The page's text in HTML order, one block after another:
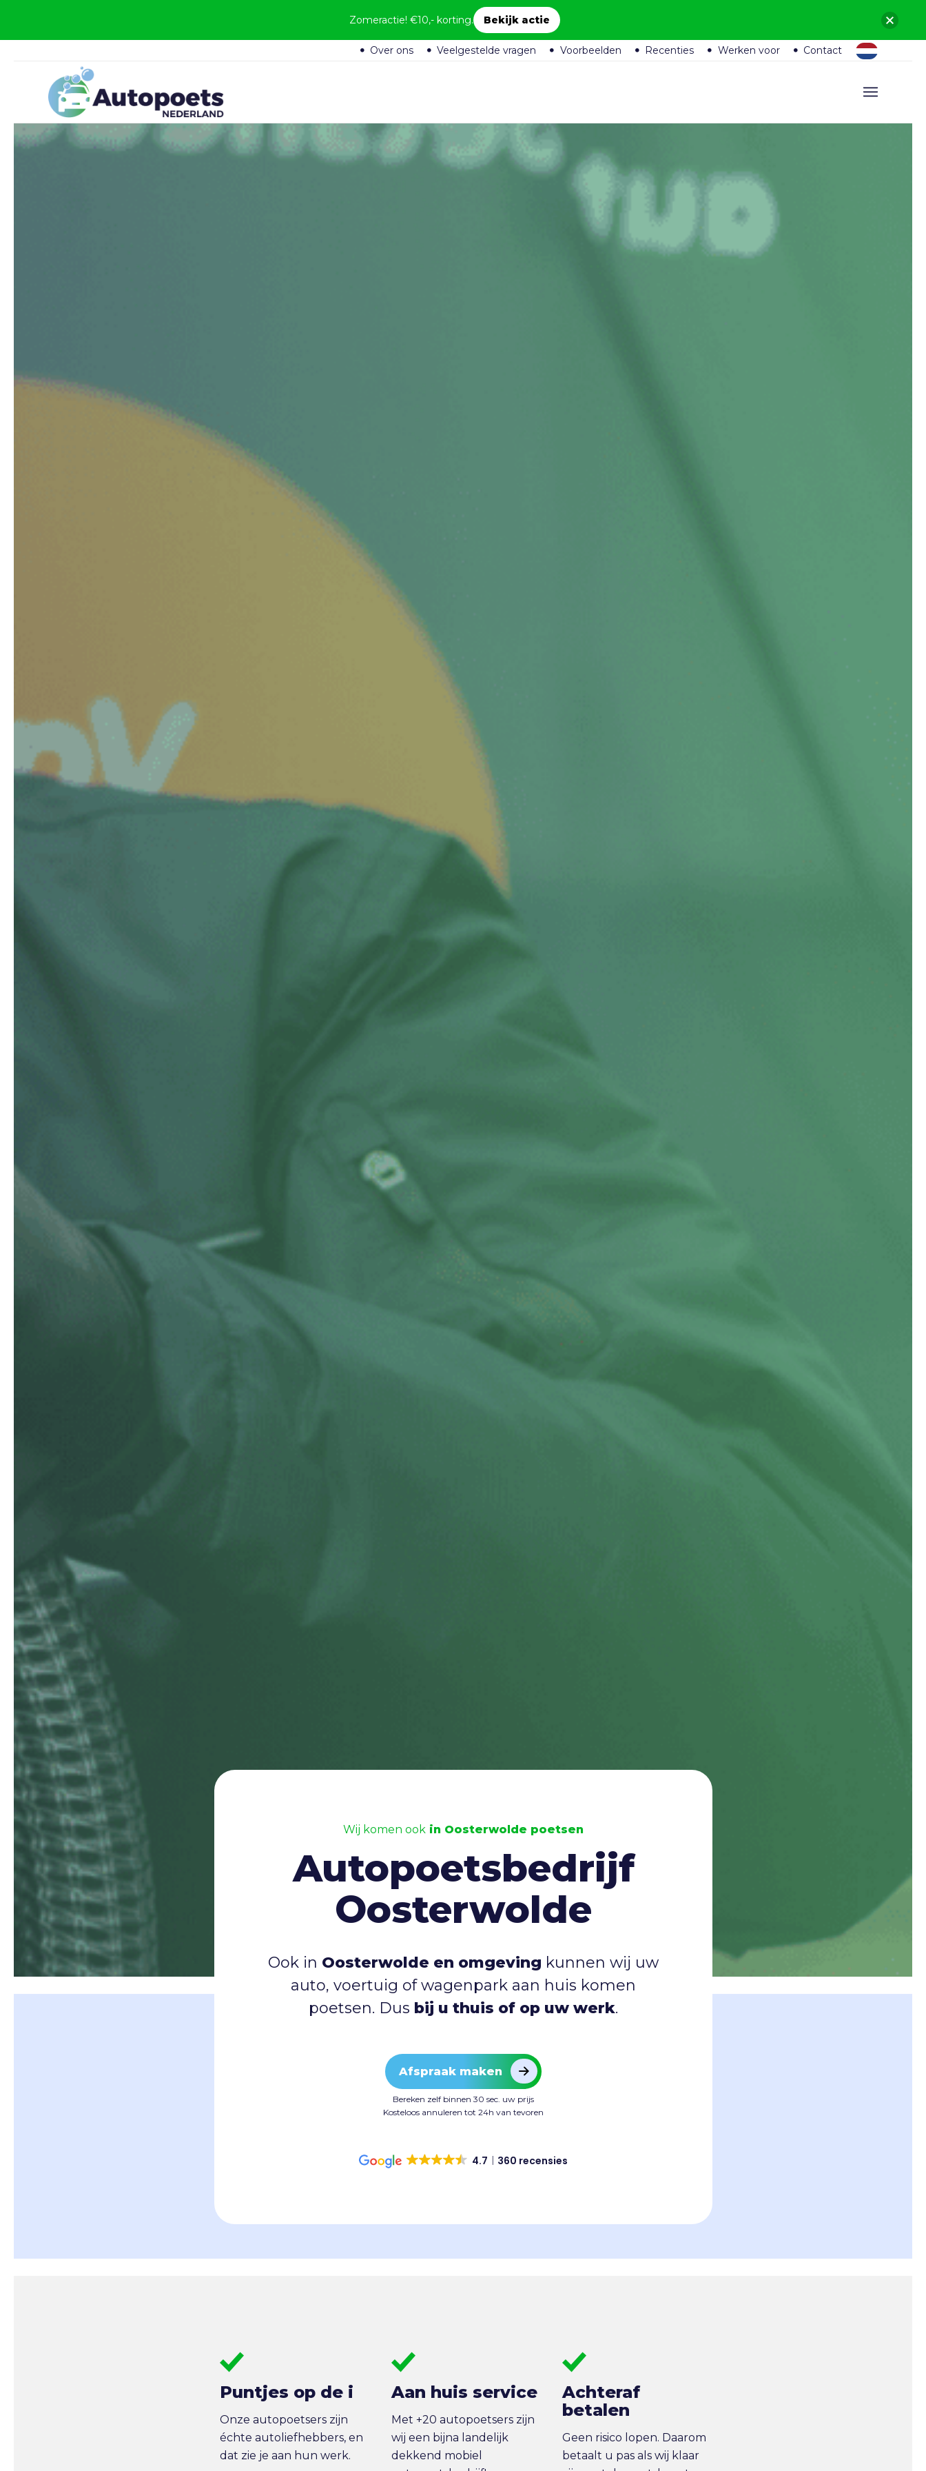
Over ons Veelgestelde vragen Voorbeelden Recenties Werken voor Contact
Wij komen ook in Oosterwolde poetsen
Autopoetsbedrijf
Oosterwolde
Ook in Oosterwolde en omgeving kunnen wij uw
auto, voertuig of wagenpark aan huis komen
poetsen. Dus bij u thuis of op uw werk.
Afspraak maken
Bereken zelf binnen 30 sec. uw prijs
Kosteloos annuleren tot 24h van tevoren
4.7 360 recensies
Puntjes op de i
Onze autopoetsers zijn
échte autoliefhebbers, en
dat zie je aan hun werk.
Aan huis service
Met +20 autopoetsers zijn
wij een bijna landelijk
dekkend mobiel
Achteraf
betalen
Geen risico lopen. Daarom
betaalt u pas als wij klaar
Zomeractie! €10,- korting. Bekijk actie